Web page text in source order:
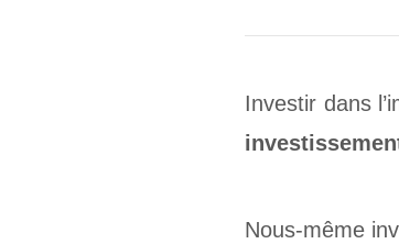
Investir dans
Nous-même